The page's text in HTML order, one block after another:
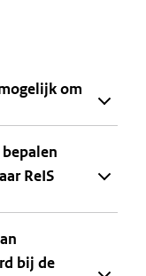
om
ReIS
bij de